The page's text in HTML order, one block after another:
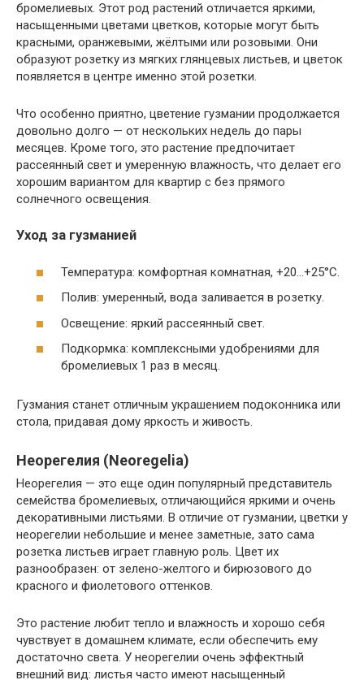
бромелиевых. Этот род растений отличается яркими,
насыщенными цветами цветков, которые могут быть
красными, оранжевыми, жёлтыми или розовыми. Они
образуют розетку из мягких глянцевых листьев, и цветок
появляется в центре именно этой розетки.
Что особенно приятно, цветение гузмании продолжается
довольно долго — от нескольких недель до пары
месяцев. Кроме того, это растение предпочитает
рассеянный свет и умеренную влажность, что делает его
хорошим вариантом для квартир с без прямого
солнечного освещения.
Уход за гузманией
Температура: комфортная комнатная, +20…+25°C.
Полив: умеренный, вода заливается в розетку.
Освещение: яркий рассеянный свет.
Подкормка: комплексными удобрениями для
бромелиевых 1 раз в месяц.
Гузмания станет отличным украшением подоконника или
стола, придавая дому яркость и живость.
Неорегелия (Neoregelia)
Неорегелия — это еще один популярный представитель
семейства бромелиевых, отличающийся яркими и очень
декоративными листьями. В отличие от гузмании, цветки у
неорегелии небольшие и менее заметные, зато сама
розетка листьев играет главную роль. Цвет их
разнообразен: от зелено-желтого и бирюзового до
красного и фиолетового оттенков.
Это растение любит тепло и влажность и хорошо себя
чувствует в домашнем климате, если обеспечить ему
достаточно света. У неорегелии очень эффектный
внешний вид: листья часто имеют насыщенный